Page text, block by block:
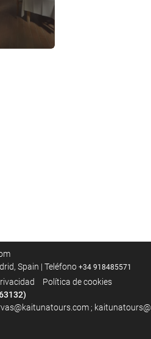
Spain | Teléfono +34 918485571
Política de cookies
;